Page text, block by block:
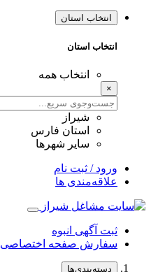
انتخاب استان
انتخاب استان
انتخاب همه
×
شیراز
استان فارس
سایر شهرها
ورود / ثبت نام
علاقه‌مندی ها
ثبت آگهی انبوه
سفارش صفحه اختصاصی
دسته‌بندی‌ها